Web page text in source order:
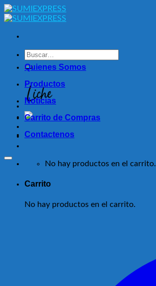
Skip
to
Buscar
por:
No hay productos en el carrito.
Carrito
No hay productos en el carrito.
Quienes Somos
Productos
Noticias
Carrito de Compras
Contactenos